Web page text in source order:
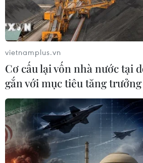
TIN CÙNG CHUYÊN MỤC
vietnamplus.vn
Cơ cấu lại vốn nhà nước tại
gắn với mục tiêu tăng